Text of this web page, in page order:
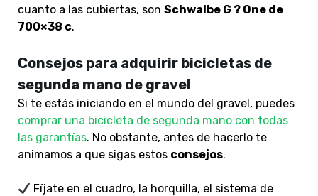
cuanto a las cubiertas, son Schwalbe G ? One de
700×38 c.
Consejos para adquirir bicicletas de
segunda mano de gravel
Si te estás iniciando en el mundo del gravel, puedes
comprar una bicicleta de segunda mano con todas
las garantías. No obstante, antes de hacerlo te
animamos a que sigas estos consejos.
Fíjate en el cuadro, la horquilla, el sistema de